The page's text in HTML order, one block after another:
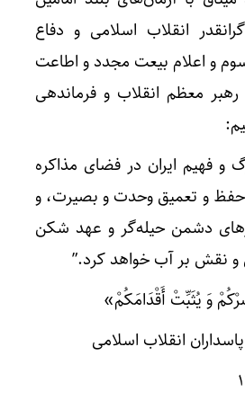
انقلاب اسلامی و دفاع
و اعلام بیعت مجدد و اطاعت
رهبر معظم انقلاب و فرماندهی
و فهیم ایران در فضای مذاکره
حفظ و تعمیق وحدت و بصیرت، و
دشمن حیله‌گر و عهد شکن
و نقش بر آب خواهد کرد.”
وَ یُثَبِّتْ أَقْدَامَکُمْ»
انقلاب اسلامی